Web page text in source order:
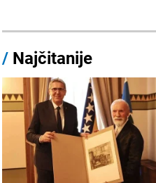
/ Najčitanije